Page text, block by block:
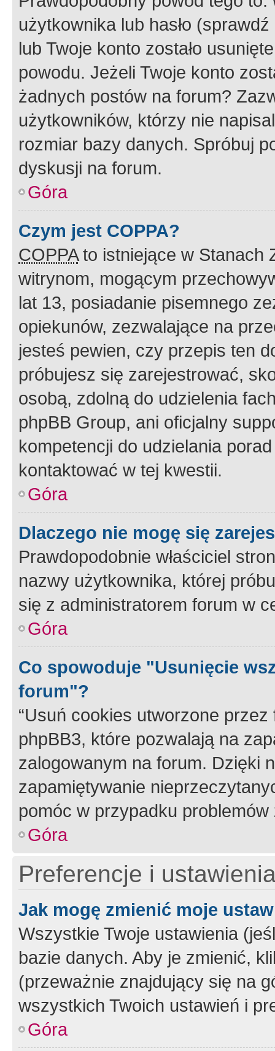
użytkownika lub hasło
lub Twoje konto zostało
powodu. Jeżeli Twoje konto
żadnych postów na forum?
użytkowników, którzy nie
rozmiar bazy danych. Spróbuj
dyskusji na forum.
Góra
Czym jest COPPA?
COPPAto istniejące w Stanach
witrynom, mogącym
lat 13, posiadanie pisemnego
opiekunów, zezwalające na
jesteś pewien, czy przepis ten
próbujesz się zarejestrować,
osobą, zdolną do udzielenia
phpBB Group, ani oficjalny
kompetencji do udzielania
kontaktować w tej kwestii.
Góra
Dlaczego nie mogę się
Prawdopodobnie właściciel
nazwy użytkownika, której
się z administratorem forum w
Góra
Co spowoduje "Usunięcie
forum"?
“Usuń cookies utworzone
phpBB3, które pozwalają na
zalogowanym na forum. Dzięki
zapamiętywanie
pomóc w przypadku
Góra
Preferencje i
Jak mogę zmienić moje
Wszystkie Twoje ustawienia
bazie danych. Aby je zmienić,
(przeważnie znajdujący się na
wszystkich Twoich ustawień i
Góra